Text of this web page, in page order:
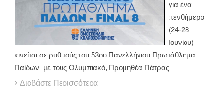
για ένα
πενθήμερο
(24-28
Ιουνίου)
κινείται σε ρυθμούς του 53ου Πανελλήνιου Πρωτάθλημα
Παίδων με τους Ολυμπιακό, Προμηθέα Πάτρας
Διαβάστε Περισσότερα